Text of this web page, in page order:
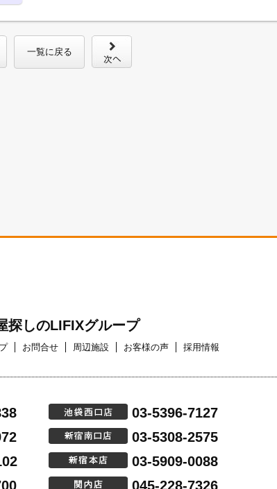
一覧に戻る
探しのLIFIXグループ
お問合せ 周辺施設 お客様の声 採用情報
03-5396-7127
03-5308-2575
03-5909-0088
045-228-7326